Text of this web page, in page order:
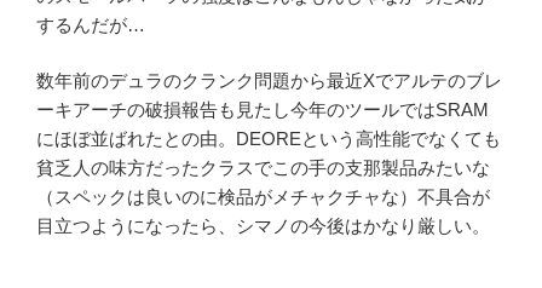
するんだが…
数年前のデュラのクランク問題から最近Xでアルテのブレ
ーキアーチの破損報告も見たし今年のツールではSRAM
にほぼ並ばれたとの由。DEOREという高性能でなくても
貧乏人の味方だったクラスでこの手の支那製品みたいな
（スペックは良いのに検品がメチャクチャな）不具合が
目立つようになったら、シマノの今後はかなり厳しい。